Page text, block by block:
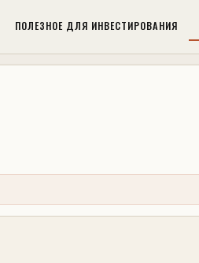
ПОЛЕЗНОЕ ДЛЯ ИНВЕСТИРОВАНИЯ